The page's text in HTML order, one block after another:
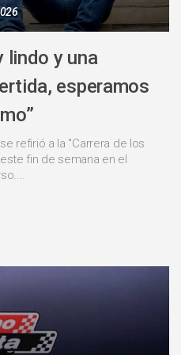
lindo y una
esperamos
refirió a la "Carrera de los
fin de semana en el